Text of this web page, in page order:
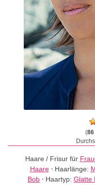
(86
Haare / Frisur für
Haare⋅ Haarlänge:
Bob ⋅ Haartyp: Glatte